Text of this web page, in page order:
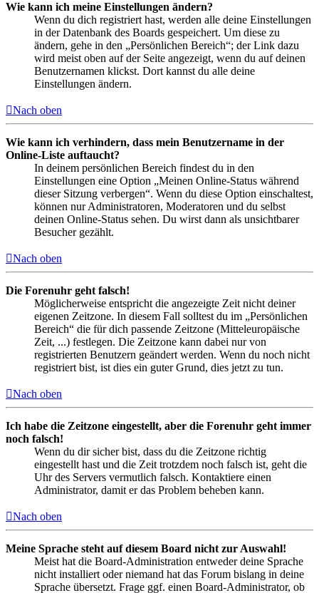
Wie kann ich meine Einstellungen ändern?
Wenn du dich registriert hast, werden alle deine Einstellungen
in der Datenbank des Boards gespeichert. Um diese zu
ändern, gehe in den „Persönlichen Bereich“; der Link dazu
wird meist oben auf der Seite angezeigt, wenn du auf deinen
Benutzernamen klickst. Dort kannst du alle deine
Einstellungen ändern.
Nach oben
Wie kann ich verhindern, dass mein Benutzername in der
Online-Liste auftaucht?
In deinem persönlichen Bereich findest du in den
Einstellungen eine Option „Meinen Online-Status während
dieser Sitzung verbergen“. Wenn du diese Option einschaltest,
können nur Administratoren, Moderatoren und du selbst
deinen Online-Status sehen. Du wirst dann als unsichtbarer
Besucher gezählt.
Nach oben
Die Forenuhr geht falsch!
Möglicherweise entspricht die angezeigte Zeit nicht deiner
eigenen Zeitzone. In diesem Fall solltest du im „Persönlichen
Bereich“ die für dich passende Zeitzone (Mitteleuropäische
Zeit, ...) festlegen. Die Zeitzone kann dabei nur von
registrierten Benutzern geändert werden. Wenn du noch nicht
registriert bist, ist dies ein guter Grund, dies jetzt zu tun.
Nach oben
Ich habe die Zeitzone eingestellt, aber die Forenuhr geht immer
noch falsch!
Wenn du dir sicher bist, dass du die Zeitzone richtig
eingestellt hast und die Zeit trotzdem noch falsch ist, geht die
Uhr des Servers vermutlich falsch. Kontaktiere einen
Administrator, damit er das Problem beheben kann.
Nach oben
Meine Sprache steht auf diesem Board nicht zur Auswahl!
Meist hat die Board-Administration entweder deine Sprache
nicht installiert oder niemand hat das Forum bislang in deine
Sprache übersetzt. Frage ggf. einen Board-Administrator, ob